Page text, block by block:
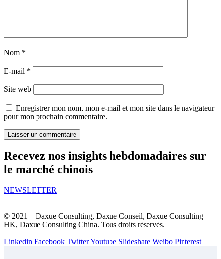
Nom *
E-mail *
Site web
Enregistrer mon nom, mon e-mail et mon site dans le navigateur
pour mon prochain commentaire.
Recevez nos insights hebdomadaires sur
le marché chinois
NEWSLETTER
© 2021 – Daxue Consulting, Daxue Conseil, Daxue Consulting
HK, Daxue Consulting China. Tous droits réservés.
Linkedin Facebook TwitterYoutube Slideshare Weibo Pinterest